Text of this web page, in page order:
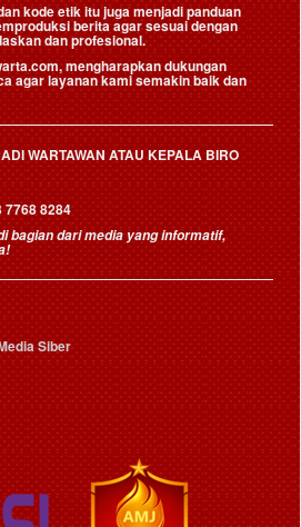
kode etik itu juga menjadi panduan
berita agar sesuai dengan
dan profesional.
mengharapkan dukungan
agar layanan kami semakin baik dan
WARTAWAN ATAU KEPALA BIRO
7768 8284
bagian dari media yang informatif,
Siber